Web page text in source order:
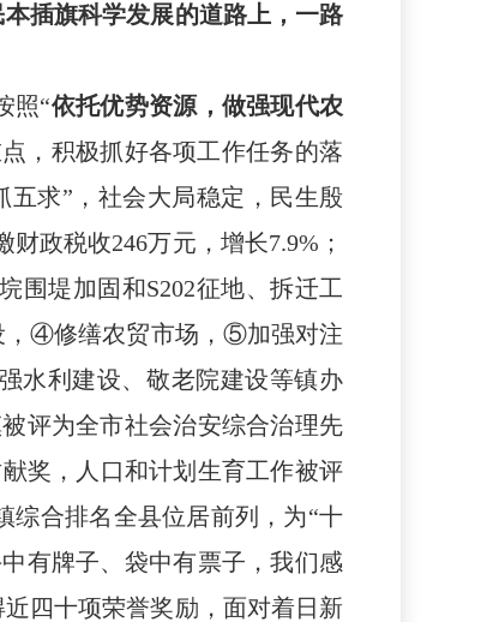
插旗科学发展的道路上，一路
照“依托优势资源，做强现代农
，积极抓好各项工作任务的落
五求”，社会大局稳定，民生殷
财政税收246万元，增长7.9%；
围堤加固和S202征地、拆迁工
，④修缮农贸市场，⑤加强对注
水利建设、敬老院建设等镇办
评为全市社会治安综合治理先
奖， 人口和计划生育工作被评
综合排名全县位居前列，为“十
有牌子、袋中有票子，我们感
四十项荣誉奖励，面对着日新